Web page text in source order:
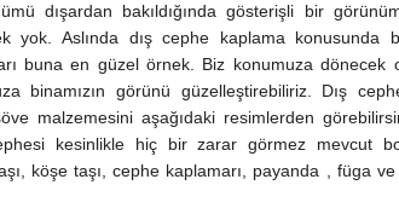
dışardan bakıldığında gösterişli bir
yok. Aslında dış cephe kaplama konusunda
buna en güzel örnek. Biz konumuza dönecek
binamızın görünü güzelleştirebiliriz. Dış
malzemesini aşağıdaki resimlerden
kesinlikle hiç bir zarar görmez mevcut
köşe taşı, cephe kaplamarı, payanda , füga